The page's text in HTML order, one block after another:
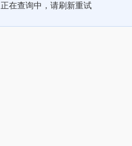
正在查询中，请刷新重试